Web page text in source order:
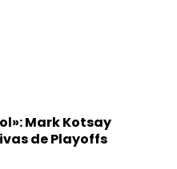
Mark Kotsay
de Playoffs